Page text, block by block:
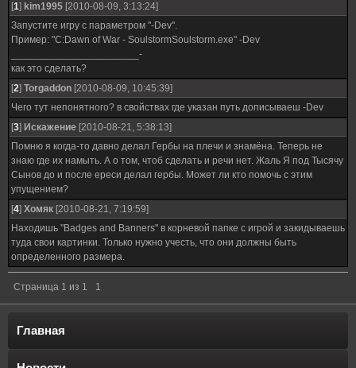
[1] kim1995 [2010-08-09, 3:13:24]
Запустите игру c параметром "-Dev".
Пример: "C:Dawn of War - SoulstormSoulstorm.exe" -Dev
_______________________-
как это сделать?
[2] Torgaddon [2010-08-09, 10:45:39]
Чего тут непонятного? в свойствах где указан путь дописываеш -Dev
[3] Искажение [2010-08-21, 5:38:13]
Помню я когда-то давно делал Гербы на плечи и знамёна. Теперь не
знаю где их намыть. А о том, чтоб сделать и речи нет. Жаль Я под Тысячу
Сынов до и после ереси делал гербы. Может ли кто помочь с этим
упущением?
[4] Хомяк [2010-08-21, 7:19:59]
Находишь "Вadges and Banners" в корневой папке с игрой и закидываешь
туда свои картинки. Только нужно учесть, что они должны быть
определенного размера.
Страница 1 из 1 1
Главная